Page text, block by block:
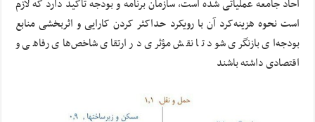
آحاد جامعه عملیاتی شده است، سازمان برنامه و بودجه تأکید دارد که لازم
است نحوه هزینه‌کرد آن با رویکرد حداکثر کردن کارایی و اثربخشی منابع
بودجه‌ای بازنگری شود تا نقش مؤثری در ارتقای شاخص‌های رفاهی و
اقتصادی داشته باشند